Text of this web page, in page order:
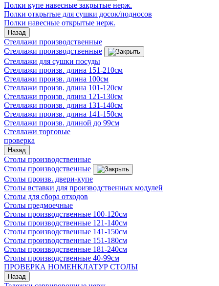
Полки купе навесные закрытые нерж.
Полки открытые для сушки досок/подносов
Полки навесные открытые нерж.
Назад
Стеллажи производственные
Стеллажи производственные
Стеллажи для сушки посуды
Стеллажи произв. длина 151-210см
Стеллажи произв. длина 100см
Стеллажи произв. длина 101-120см
Стеллажи произв. длина 121-130см
Стеллажи произв. длина 131-140см
Стеллажи произв. длина 141-150см
Стеллажи произв. длиной до 99см
Стеллажи торговые
проверка
Назад
Столы производственные
Столы производственные
Столы произв. двери-купе
Столы вставки для производственных модулей
Столы для сбора отходов
Столы предмоечные
Столы производственные 100-120см
Столы производственные 121-140см
Столы производственные 141-150см
Столы производственные 151-180см
Столы производственные 181-240см
Столы производственные 40-99см
ПРОВЕРКА НОМЕНКЛАТУР СТОЛЫ
Назад